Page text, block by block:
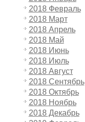
2018 Февраль
2018 Март
2018 Апрель
2018 Май
2018 Июнь
2018 Июль
2018 Август
2018 Сентябрь
2018 Октябрь
2018 Ноябрь
2018 Декабрь